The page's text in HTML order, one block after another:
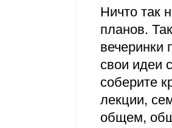
Ничто так
планов.
вечеринки
свои идеи
соберите
лекции,
общем,